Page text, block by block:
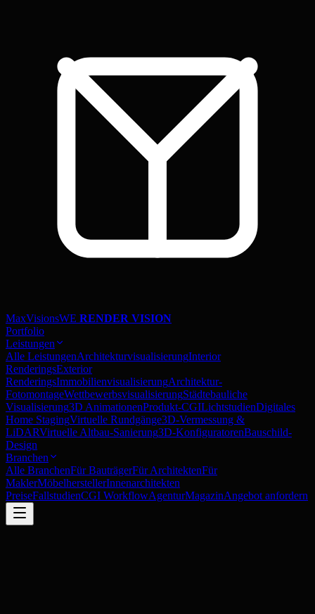
MaxVisionsWE RENDER VISION
Portfolio
Leistungen
Alle LeistungenArchitekturvisualisierungInterior
RenderingsExterior
RenderingsImmobilienvisualisierungArchitektur-
FotomontageWettbewerbsvisualisierungStädtebauliche
Visualisierung3D AnimationenProdukt-CGILichtstudienDigitales
Home StagingVirtuelle Rundgänge3D-Vermessung &
LiDARVirtuelle Altbau-Sanierung3D-KonfiguratorenBauschild-
Design
Branchen
Alle BranchenFür BauträgerFür ArchitektenFür
MaklerMöbelherstellerInnenarchitekten
PreiseFallstudienCGI WorkflowAgenturMagazinAngebot anfordern